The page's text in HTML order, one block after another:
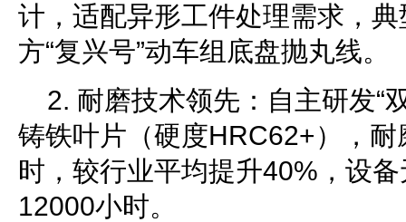
计，适配异形工件处理需求，
方“复兴号”动车组底盘抛丸线。
2. 耐磨技术领先：自主研发“
铸铁叶片（硬度HRC62+），
时，较行业平均提升40%，设
12000小时。